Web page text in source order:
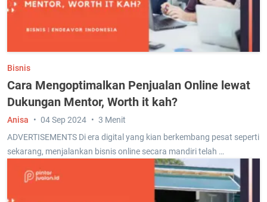
Bisnis
Cara Mengoptimalkan Penjualan Online lewat
Dukungan Mentor, Worth it kah?
ADVERTISEMENTS Di era digital yang kian berkembang pesat seperti
sekarang, menjalankan bisnis online secara mandiri telah …
Anisa 04 Sep 2024 3 Menit